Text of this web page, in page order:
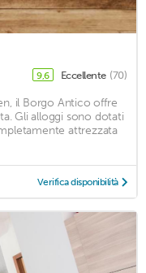
9,6 Eccellente (70)
il Borgo Antico offre
Gli alloggi sono dotati
attrezzata
Verifica disponibilità